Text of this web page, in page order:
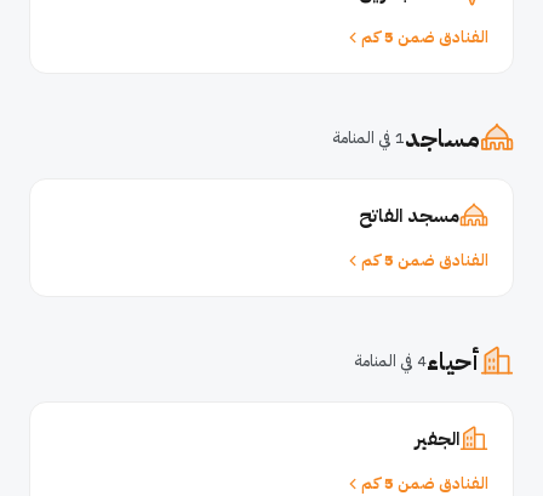
الفنادق ضمن 5 كم
مساجد1 في المنامة
مسجد الفاتح
الفنادق ضمن 5 كم
أحياء4 في المنامة
الجفير
الفنادق ضمن 5 كم